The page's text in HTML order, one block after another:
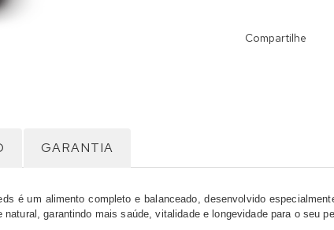
Compartilhe
GARANTIA
é um alimento completo e balanceado, desenvolvido
garantindo mais saúde, vitalidade e longevidade para o seu